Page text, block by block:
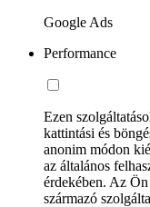
Google Ads
Performance
Ezen
kattintási és
anonim módon
az általános
érdekében. Az
származó